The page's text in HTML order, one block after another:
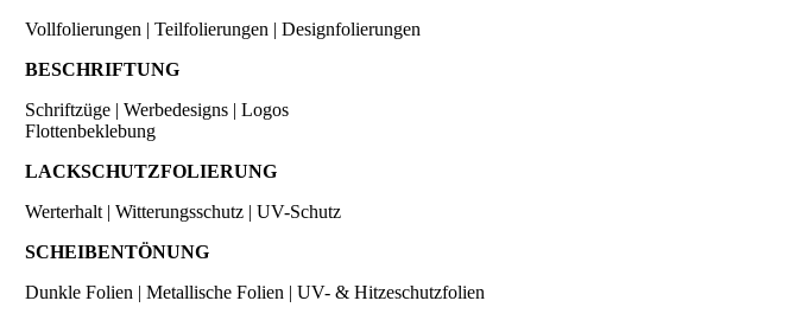
Vollfolierungen | Teilfolierungen | Designfolierungen
BESCHRIFTUNG
Schriftzüge | Werbedesigns | Logos
Flottenbeklebung
LACKSCHUTZFOLIERUNG
Werterhalt | Witterungsschutz | UV-Schutz
SCHEIBENTÖNUNG
Dunkle Folien | Metallische Folien | UV- & Hitzeschutzfolien